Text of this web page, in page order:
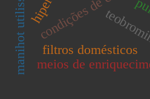
filtros domésticos
meios de